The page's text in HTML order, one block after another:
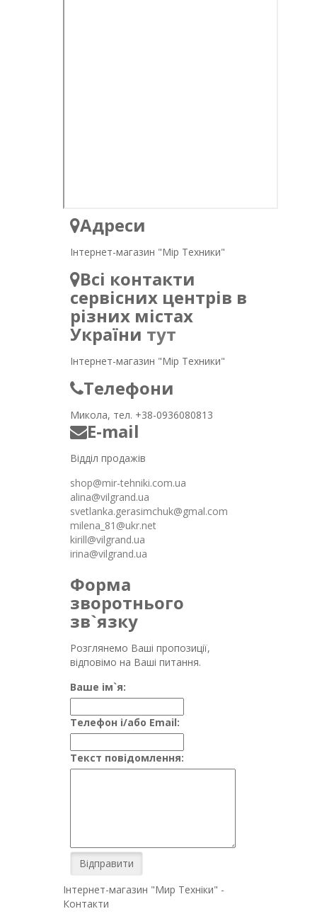
Адреси
Інтернет-магазин "Мір Техники"
Всі контакти
сервісних центрів в
різних містах
України тут
Інтернет-магазин "Мір Техники"
Телефони
Микола, тел. +38-0936080813
E-mail
Відділ продажів
shop@mir-tehniki.com.ua
alina@vilgrand.ua
svetlanka.gerasimchuk@gmal.com
milena_81@ukr.net
kirill@vilgrand.ua
irina@vilgrand.ua
Форма
зворотнього
зв`язку
Розглянемо Ваші пропозиції,
відповімо на Ваші питання.
Ваше ім`я:
Телефон і/або Email:
Текст повідомлення:
Інтернет-магазин "Мир Техніки" -
Контакти